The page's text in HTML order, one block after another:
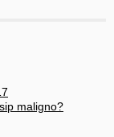
maligno?